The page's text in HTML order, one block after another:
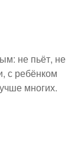
не пьёт, не
с ребёнком
многих.